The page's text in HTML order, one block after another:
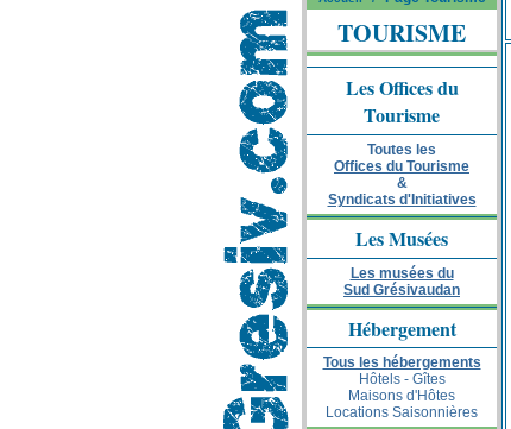
TOURISME
Les Offices du
Tourisme
Toutes les
Offices du Tourisme
&
Syndicats d'Initiatives
Les Musées
Les musées du
Sud Grésivaudan
Hébergement
Tous les hébergements
Hôtels - Gîtes
Maisons d'Hôtes
Locations Saisonnières